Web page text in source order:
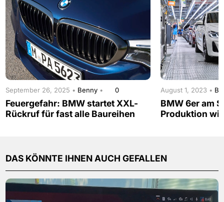
September 26, 2025 • Benny • 0
Feuergefahr: BMW startet XXL-
Rückruf für fast alle Baureihen
August 1, 2023 •
BMW 6er am
Produktion
DAS KÖNNTE IHNEN AUCH GEFALLEN